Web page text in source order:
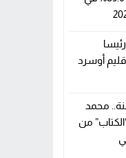
أوسرد
محمد
من